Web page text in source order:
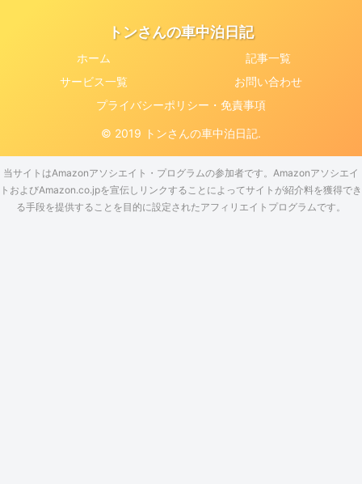
トンさんの車中泊日記
ホーム
記事一覧
サービス一覧
お問い合わせ
プライバシーポリシー・免責事項
© 2019 トンさんの車中泊日記.
当サイトはAmazonアソシエイト・プログラムの参加者です。Amazonアソシエイ
トおよびAmazon.co.jpを宣伝しリンクすることによってサイトが紹介料を獲得でき
る手段を提供することを目的に設定されたアフィリエイトプログラムです。